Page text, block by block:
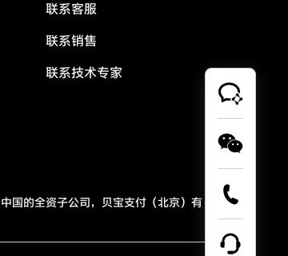
联系客服
联系销售
联系技术专家
国的全资子公司，贝宝支付（北京）有